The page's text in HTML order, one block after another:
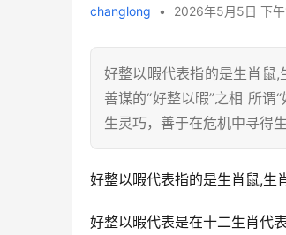
changlong • 2026年5月5日 下
好整以暇代表指的是生肖鼠
善谋的“好整以暇”之相 所谓
生灵巧，善于在危机中寻得
好整以暇代表指的是生肖鼠,生
好整以暇代表是在十二生肖代